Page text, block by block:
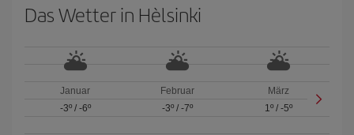
Das Wetter in Hèlsinki
Januar
-3º/ -6º
Februar
-3º/ -7º
März
1º /-5º